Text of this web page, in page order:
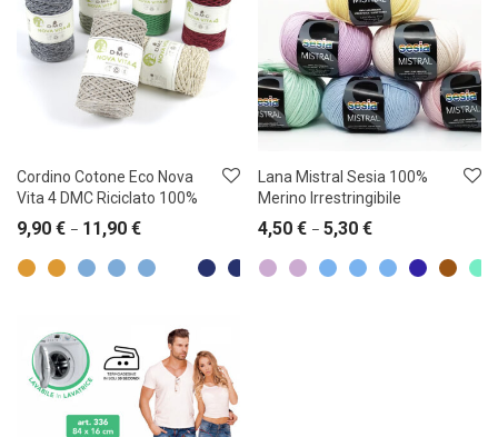
Cordino Cotone Eco Nova
Vita 4 DMC Riciclato 100%
9,90 € – 11,90 €
Lana Mistral Sesia 100%
Merino Irrestringibile
4,50 € – 5,30 €